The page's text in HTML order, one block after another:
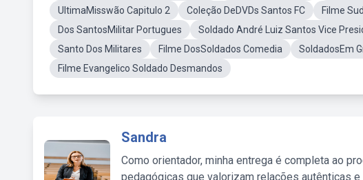
UltimaMisswão Capitulo 2
Coleção DeDVDs Santos FC Filme
Dos SantosMilitar Portugues
Soldado André Luiz Santos Vice
Santo Dos Militares
Filme DosSoldados Comedia SoldadosEm
Filme Evangelico Soldado Desmandos
Sandra
Como orientador, minha entrega é completa ao
pedagógicas que valorizam relações autênticas